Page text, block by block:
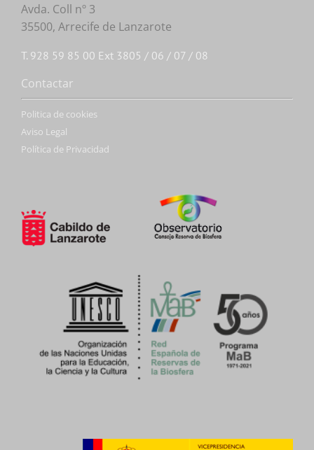
Avda. Coll nº 3
35500, Arrecife de Lanzarote
T. 928 59 85 00 Ext 3805 / 06 / 07 / 08
Contactar
Politica de cookies
Aviso Legal
Política de Privacidad